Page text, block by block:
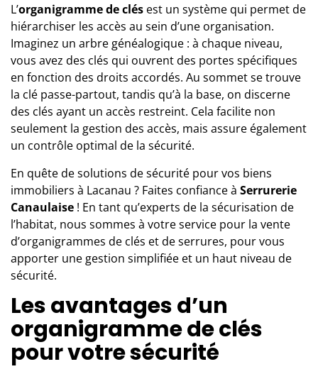
L’organigramme de clés est un système qui permet de
hiérarchiser les accès au sein d’une organisation.
Imaginez un arbre généalogique : à chaque niveau,
vous avez des clés qui ouvrent des portes spécifiques
en fonction des droits accordés. Au sommet se trouve
la clé passe-partout, tandis qu’à la base, on discerne
des clés ayant un accès restreint. Cela facilite non
seulement la gestion des accès, mais assure également
un contrôle optimal de la sécurité.
En quête de solutions de sécurité pour vos biens
immobiliers à Lacanau ? Faites confiance à Serrurerie
Canaulaise ! En tant qu’experts de la sécurisation de
l’habitat, nous sommes à votre service pour la vente
d’organigrammes de clés et de serrures, pour vous
apporter une gestion simplifiée et un haut niveau de
sécurité.
Les avantages d’un
organigramme de clés
pour votre sécurité